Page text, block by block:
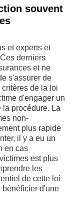
souvent
et experts et
derniers
et ne
s'assurer de
de la loi
d'engager un
la procédure. La
non-
plus rapide
il y a eu un
en cas
est plus
les
de cette loi
bénéficier d'une